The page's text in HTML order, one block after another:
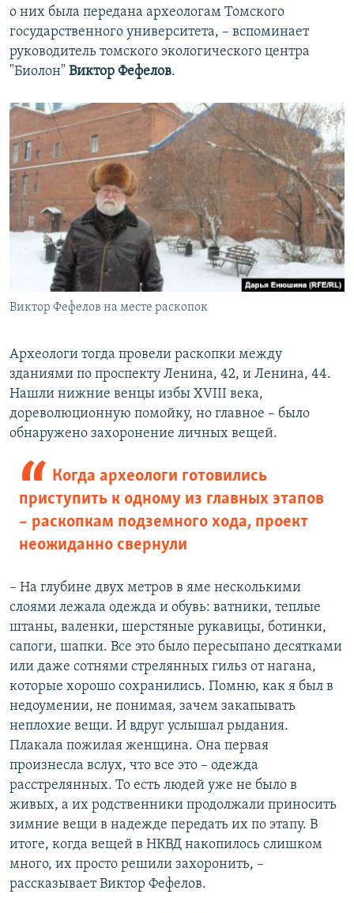
о них была передана археологам Томского
государственного университета, – вспоминает
руководитель томского экологического центра
"Биолон" Виктор Фефелов.
Виктор Фефелов на месте раскопок
Археологи тогда провели раскопки между
зданиями по проспекту Ленина, 42, и Ленина, 44.
Нашли нижние венцы избы ХVIII века,
дореволюционную помойку, но главное – было
обнаружено захоронение личных вещей.
Когда археологи готовились
приступить к одному из главных этапов
– раскопкам подземного хода, проект
неожиданно свернули
– На глубине двух метров в яме несколькими
слоями лежала одежда и обувь: ватники, теплые
штаны, валенки, шерстяные рукавицы, ботинки,
сапоги, шапки. Все это было пересыпано десятками
или даже сотнями стрелянных гильз от нагана,
которые хорошо сохранились. Помню, как я был в
недоумении, не понимая, зачем закапывать
неплохие вещи. И вдруг услышал рыдания.
Плакала пожилая женщина. Она первая
произнесла вслух, что все это – одежда
расстрелянных. То есть людей уже не было в
живых, а их родственники продолжали приносить
зимние вещи в надежде передать их по этапу. В
итоге, когда вещей в НКВД накопилось слишком
много, их просто решили захоронить, –
рассказывает Виктор Фефелов.